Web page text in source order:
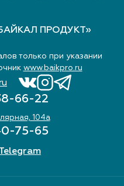
ПРОДУКТ»
только при указании
www.baikpro.ru
66-22
104а
75-65